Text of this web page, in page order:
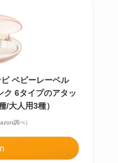
ベビーレーベル
ク 6タイプのアタッ
/大人用3種）
調べ）